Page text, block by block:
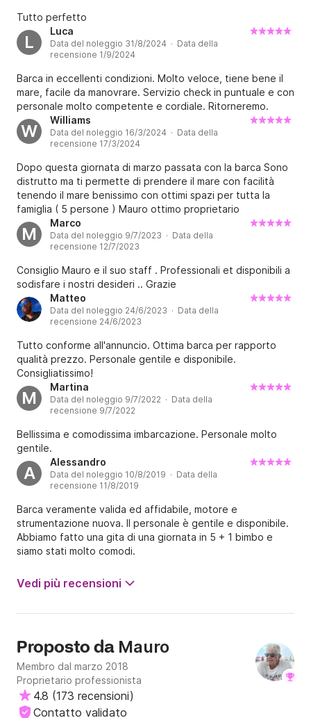
Tutto perfetto
L
Luca
Data del noleggio 31/8/2024 · Data della
recensione 1/9/2024
Barca in eccellenti condizioni. Molto veloce, tiene bene il
mare, facile da manovrare. Servizio check in puntuale e con
personale molto competente e cordiale. Ritorneremo.
W
Williams
Data del noleggio 16/3/2024 · Data della
recensione 17/3/2024
Dopo questa giornata di marzo passata con la barca Sono
distrutto ma ti permette di prendere il mare con facilità
tenendo il mare benissimo con ottimi spazi per tutta la
famiglia ( 5 persone ) Mauro ottimo proprietario
M
Marco
Data del noleggio 9/7/2023 · Data della
recensione 12/7/2023
Consiglio Mauro e il suo staff . Professionali et disponibili a
sodisfare i nostri desideri .. Grazie
Matteo
Data del noleggio 24/6/2023 · Data della
recensione 24/6/2023
Tutto conforme all'annuncio. Ottima barca per rapporto
qualità prezzo. Personale gentile e disponibile.
Consigliatissimo!
M
Martina
Data del noleggio 9/7/2022 · Data della
recensione 9/7/2022
Bellissima e comodissima imbarcazione. Personale molto
gentile.
A
Alessandro
Data del noleggio 10/8/2019 · Data della
recensione 11/8/2019
Barca veramente valida ed affidabile, motore e
strumentazione nuova. Il personale è gentile e disponibile.
Abbiamo fatto una gita di una giornata in 5 + 1 bimbo e
siamo stati molto comodi.
Vedi più recensioni
Proposto da Mauro
Membro dal marzo 2018
Proprietario professionista
4.8 (173 recensioni)
Contatto validato